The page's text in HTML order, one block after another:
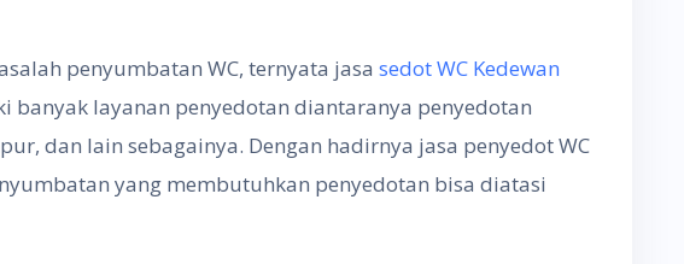
penyumbatan WC, ternyata jasa sedot WC Kedewan
banyak layanan penyedotan diantaranya penyedotan
dan lain sebagainya. Dengan hadirnya jasa penyedot WC
yang membutuhkan penyedotan bisa diatasi